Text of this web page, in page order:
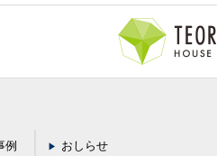
例 おしらせ